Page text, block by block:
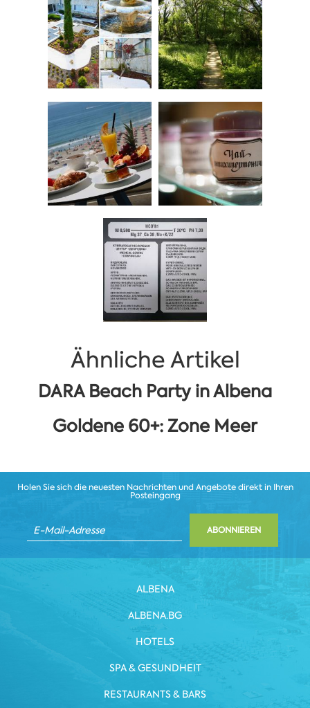
Ähnliche Artikel
DARA Beach Party in Albena
Goldene 60+: Zone Meer
Holen Sie sich die neuesten Nachrichten und Angebote direkt in Ihren
Posteingang
ABONNIEREN
ALBENA
ALBENA.BG
HOTELS
SPA & GESUNDHEIT
RESTAURANTS & BARS